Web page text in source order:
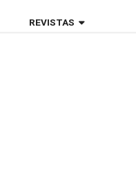
REVISTAS